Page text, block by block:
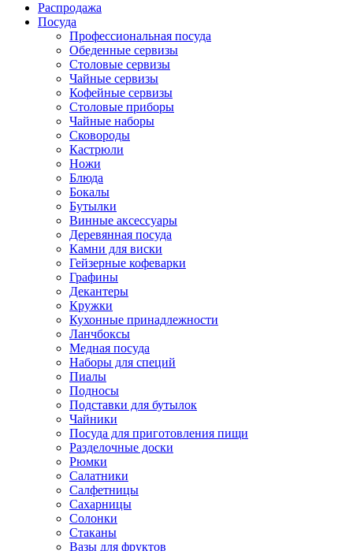
Распродажа
Посуда
Профессиональная посуда
Обеденные сервизы
Столовые сервизы
Чайные сервизы
Кофейные сервизы
Столовые приборы
Чайные наборы
Сковороды
Кастрюли
Ножи
Блюда
Бокалы
Бутылки
Винные аксессуары
Деревянная посуда
Камни для виски
Гейзерные кофеварки
Графины
Декантеры
Кружки
Кухонные принадлежности
Ланчбоксы
Медная посуда
Наборы для специй
Пиалы
Подносы
Подставки для бутылок
Чайники
Посуда для приготовления пищи
Разделочные доски
Рюмки
Салатники
Салфетницы
Сахарницы
Солонки
Стаканы
Вазы для фруктов